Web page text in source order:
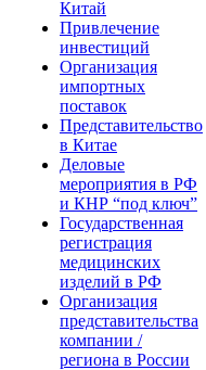
Китай
Привлечение
инвестиций
Организация
импортных
поставок
Представительство
в Китае
Деловые
мероприятия в РФ
и КНР “под ключ”
Государственная
регистрация
медицинских
изделий в РФ
Организация
представительства
компании /
региона в России